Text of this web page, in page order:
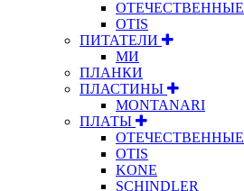
ОТЕЧЕСТВЕННЫЕ
OTIS
ПИТАТЕЛИ
МИ
ПЛАНКИ
ПЛАСТИНЫ
MONTANARI
ПЛАТЫ
ОТЕЧЕСТВЕННЫЕ
OTIS
KONE
SCHINDLER